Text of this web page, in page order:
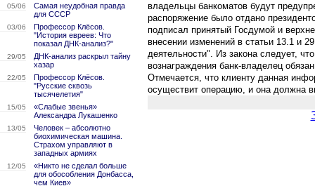
05/06
Самая неудобная правда
для СССР
03/06
Профессор Клёсов.
"История евреев: Что
показал ДНК-анализ?"
29/05
ДНК-анализ раскрыл тайну
хазар
22/05
Профессор Клёсов.
"Русские сквозь
тысячелетия"
15/05
«Слабые звенья»
Александра Лукашенко
13/05
Человек – абсолютно
биохимическая машина.
Страхом управляют в
западных армиях
12/05
«Никто не сделал больше
для обособления Донбасса,
чем Киев»
владельцы банкоматов будут
распоряжение было отдано
подписал принятый Госдумой и
внесении изменений в статьи 13.1 и
деятельности". Из закона следует,
вознаграждения банк-владелец
Отмечается, что клиенту данная
осуществит операцию, и она должна